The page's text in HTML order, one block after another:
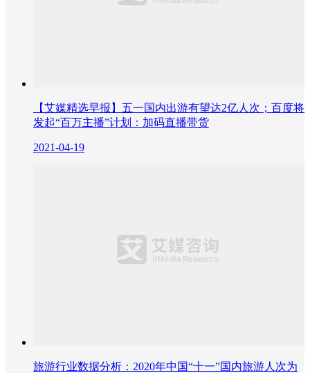
【艾媒精选早报】五一国内出游有望达2亿人次；百度将
发起“百万主播”计划：加码直播带货
2021-04-19
旅游行业数据分析：2020年中国“十一”国内旅游人次为